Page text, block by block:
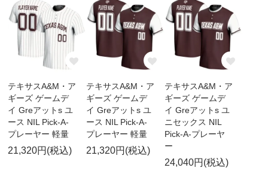
テキサスA&M・ア
ギーズ ゲームデ
イ Greアットs ユ
ース NIL Pick-A-
プレーヤー 軽量
21,320円(税込)
テキサスA&M・ア
ギーズ ゲームデ
イ Greアットs ユ
ース NIL Pick-A-
プレーヤー 軽量
21,320円(税込)
テキサスA&M・ア
ギーズ ゲームデ
イ Greアットs ユ
ニセックス NIL
Pick-A-プレーヤ
ー
24,040円(税込)